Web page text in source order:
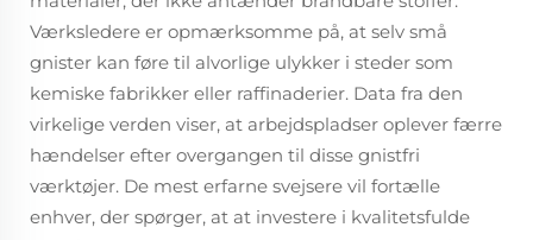
Værksledere er opmærksomme på, at selv små
gnister kan føre til alvorlige ulykker i steder som
kemiske fabrikker eller raffinaderier. Data fra den
virkelige verden viser, at arbejdspladser oplever færre
hændelser efter overgangen til disse gnistfri
værktøjer. De mest erfarne svejsere vil fortælle
enhver, der spørger, at at investere i kvalitetsfulde